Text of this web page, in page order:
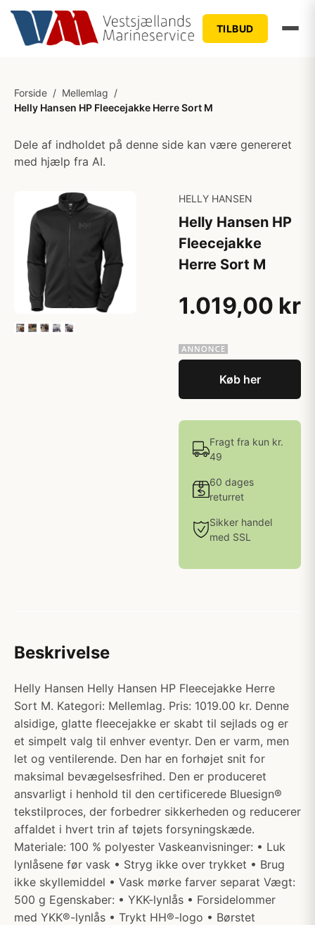
TILBUD
Forside / Mellemlag /
Helly Hansen HP Fleecejakke Herre Sort M
Dele af indholdet på denne side kan være genereret
med hjælp fra AI.
HELLY HANSEN
Helly Hansen HP
Fleecejakke
Herre Sort M
1.019,00 kr
Køb her
Fragt fra kun kr.
49
60 dages
returret
Sikker handel
med SSL
Beskrivelse
Helly Hansen Helly Hansen HP Fleecejakke Herre
Sort M. Kategori: Mellemlag. Pris: 1019.00 kr. Denne
alsidige, glatte fleecejakke er skabt til sejlads og er
et simpelt valg til enhver eventyr. Den er varm, men
let og ventilerende. Den har en forhøjet snit for
maksimal bevægelsesfrihed. Den er produceret
ansvarligt i henhold til den certificerede Bluesign®
tekstilproces, der forbedrer sikkerheden og reducerer
affaldet i hvert trin af tøjets forsyningskæde.
Materiale: 100 % polyester Vaskeanvisninger: • Luk
lynlåsene før vask • Stryg ikke over trykket • Brug
ikke skyllemiddel • Vask mørke farver separat Vægt:
500 g Egenskaber: • YKK-lynlås • Forsidelommer
med YKK®-lynlås • Trykt HH®-logo • Børstet